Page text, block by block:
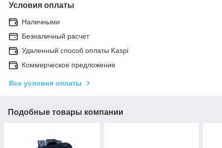
Условия оплаты
Наличными
Безналичный расчет
Удаленный способ оплаты Kaspi
Коммерческое предложение
Все условия оплаты
Подобные товары компании